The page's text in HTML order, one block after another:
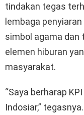
tindakan tegas
lembaga
simbol agama dan
elemen hiburan
masyarakat.
“Saya berharap
Indosiar,” tegasnya.